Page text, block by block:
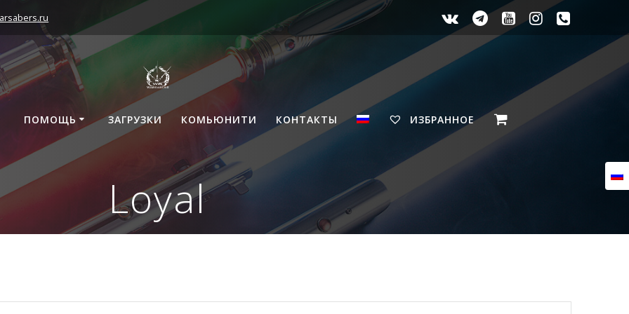
ПОМОЩЬ ЗАГРУЗКИ КОМЬЮНИТИ КОНТАКТЫ ИЗБРАННОЕ
Loyal